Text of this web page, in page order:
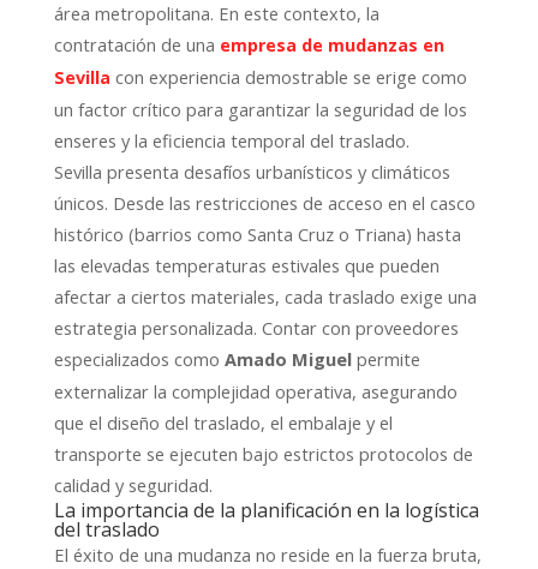
área metropolitana. En este contexto, la
contratación de una empresa de mudanzas en
Sevilla con experiencia demostrable se erige como
un factor crítico para garantizar la seguridad de los
enseres y la eficiencia temporal del traslado.
Sevilla presenta desafíos urbanísticos y climáticos
únicos. Desde las restricciones de acceso en el casco
histórico (barrios como Santa Cruz o Triana) hasta
las elevadas temperaturas estivales que pueden
afectar a ciertos materiales, cada traslado exige una
estrategia personalizada. Contar con proveedores
especializados como Amado Miguelpermite
externalizar la complejidad operativa, asegurando
que el diseño del traslado, el embalaje y el
transporte se ejecuten bajo estrictos protocolos de
calidad y seguridad.
La importancia de la planificación en la logística
del traslado
El éxito de una mudanza no reside en la fuerza bruta,